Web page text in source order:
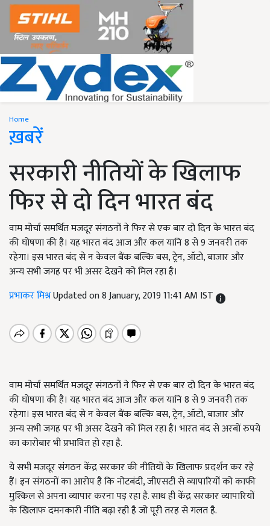
Home
ख़बरें
सरकारी नीतियों के खिलाफ
फिर से दो दिन भारत बंद
वाम मोर्चा समर्थित मजदूर संगठनों ने फिर से एक बार दो दिन के भारत बंद
की घोषणा की है। यह भारत बंद आज और कल यानि 8 से 9 जनवरी तक
रहेगा। इस भारत बंद से न केवल बैंक बल्कि बस, ट्रेन, ऑटो, बाजार और
अन्य सभी जगह पर भी असर देखने को मिल रहा है।
प्रभाकर मिश्रUpdated on 8 January, 2019 11:41 AM IST
वाम मोर्चा समर्थित मजदूर संगठनों ने फिर से एक बार दो दिन के भारत बंद
की घोषणा की है। यह भारत बंद आज और कल यानि 8 से 9 जनवरी तक
रहेगा। इस भारत बंद से न केवल बैंक बल्कि बस, ट्रेन, ऑटो, बाजार और
अन्य सभी जगह पर भी असर देखने को मिल रहा है। भारत बंद से अरबों रुपये
का कारोबार भी प्रभावित हो रहा है.
ये सभी मजदूर संगठन केंद्र सरकार की नीतियों के खिलाफ प्रदर्शन कर रहे
हैं। इन संगठनों का आरोप है कि नोटबंदी, जीएसटी से व्यापारियों को काफी
मुश्किल से अपना व्यापार करना पड़ रहा है. साथ ही केंद्र सरकार व्यापारियों
के खिलाफ दमनकारी नीति बढ़ा रही है जो पूरी तरह से गलत है.